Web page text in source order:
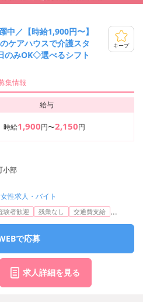
中／【時給1,900円〜】
ケアハウスで介護スタ
みOK◇選べるシフト
キープ
集情報
給与
時給1,900円〜2,150円
小部
性求人・バイト
験者歓迎 残業なし 交通費支給 ...
で応募
求人詳細を見る